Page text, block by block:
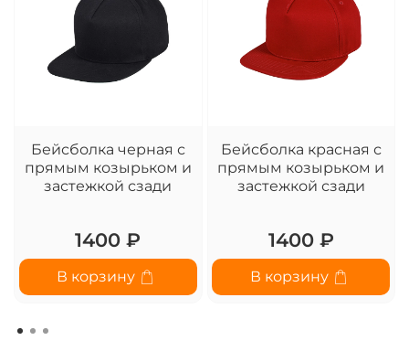
Бейсболка черная с
прямым козырьком и
застежкой сзади
1400 ₽
В корзину
Бейсболка красная с
прямым козырьком и
застежкой сзади
1400 ₽
В корзину